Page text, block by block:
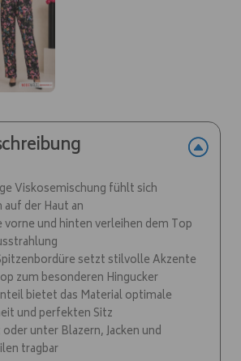
Viskosemischung fühlt sich
der Haut an
vorne und hinten verleihen dem Top
setzt stilvolle Akzente
zum besonderen Hingucker
bietet das Material optimale
und perfekten Sitz
oder unter Blazern, Jacken und
tragbar